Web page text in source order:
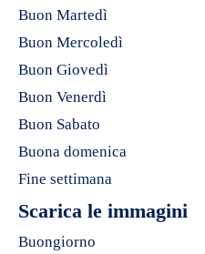
Buon Martedì
Buon Mercoledì
Buon Giovedì
Buon Venerdì
Buon Sabato
Buona domenica
Fine settimana
Scarica le immagini
Buongiorno